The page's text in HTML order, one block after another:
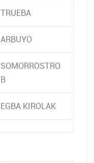
TRUEBA
ARBUYO
SOMORROSTRO
B
EGBA KIROLAK